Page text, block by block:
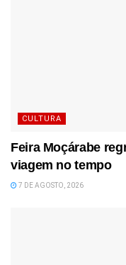
CULTURA
Feira Moçárabe
viagem no tempo
7 DE AGOSTO, 2026